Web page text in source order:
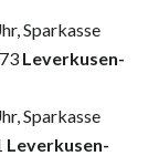
Sparkasse
Leverkusen-
Sparkasse
Leverkusen-